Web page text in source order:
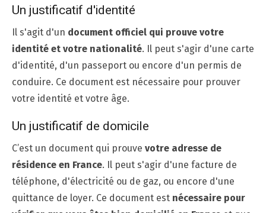
Un justificatif d'identité
Il s'agit d'un document officiel qui prouve votre
identité et votre nationalité. Il peut s'agir d'une carte
d'identité, d'un passeport ou encore d'un permis de
conduire. Ce document est nécessaire pour prouver
votre identité et votre âge.
Un justificatif de domicile
C’est un document qui prouve votre adresse de
résidence en France. Il peut s'agir d'une facture de
téléphone, d'électricité ou de gaz, ou encore d'une
quittance de loyer. Ce document est nécessaire pour